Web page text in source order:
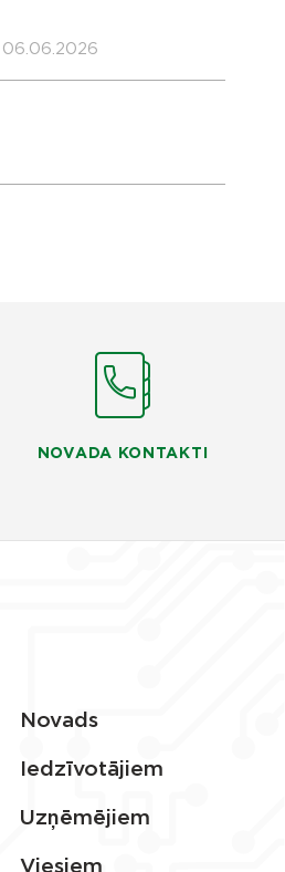
06.06.2026
NOVADA KONTAKTI
Novads
Iedzīvotājiem
Uzņēmējiem
Viesiem